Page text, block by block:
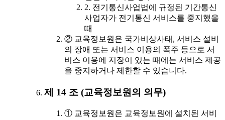
2. 전기통신사업법에 규정된 기간통신
사업자가 전기통신 서비스를 중지했을
때
② 교육정보원은 국가비상사태, 서비스 설비
의 장애 또는 서비스 이용의 폭주 등으로 서
비스 이용에 지장이 있는 때에는 서비스 제공
을 중지하거나 제한할 수 있습니다.
제 14 조 (교육정보원의 의무)
① 교육정보원은 교육정보원에 설치된 서비